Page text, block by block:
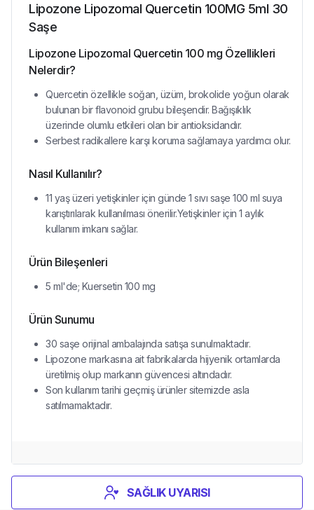
Lipozone Lipozomal Quercetin 100MG 5ml 30
Saşe
Lipozone Lipozomal Quercetin 100 mg Özellikleri
Nelerdir?
Quercetin özellikle soğan, üzüm, brokolide yoğun olarak
bulunan bir flavonoid grubu bileşendir. Bağışıklık
üzerinde olumlu etkileri olan bir antioksidandır.
Serbest radikallere karşı koruma sağlamaya yardımcı olur.
Nasıl Kullanılır?
11 yaş üzeri yetişkinler için günde 1 sıvı saşe 100 ml suya
karıştırılarak kullanılması önerilir.Yetişkinler için 1 aylık
kullanım imkanı sağlar.
Ürün Bileşenleri
5 ml'de; Kuersetin 100 mg
Ürün Sunumu
30 saşe orijinal ambalajında satışa sunulmaktadır.
Lipozone markasına ait fabrikalarda hijyenik ortamlarda
üretilmiş olup markanın güvencesi altındadır.
Son kullanım tarihi geçmiş ürünler sitemizde asla
satılmamaktadır.
SAĞLIK UYARISI